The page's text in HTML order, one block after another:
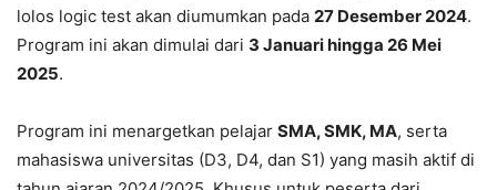
lolos logic test akan diumumkan pada 27 Desember 2024.
Program ini akan dimulai dari 3 Januari hingga 26 Mei
2025.
Program ini menargetkan pelajar SMA, SMK, MA, serta
mahasiswa universitas (D3, D4, dan S1) yang masih aktif di